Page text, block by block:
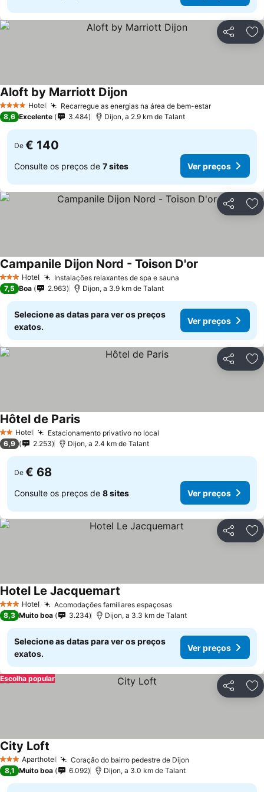
Partilhar
4 EstrelasHotel Recarregue as energias na área de bem-estar
Aloft by Marriott Dijon
8,6 Excelente 3.484 Dijon, a 2.9 km de Talant
De € 140
Consulte os preços de 7 sites Ver preços
Partilhar
3 EstrelasHotel Instalações relaxantes de spa e sauna
Campanile Dijon Nord - Toison D'or
7,5 Boa 2.963 Dijon, a 3.9 km de Talant
Selecione as datas para ver os preços
exatos.
Ver preços
Partilhar
2 Estrelas
Hotel Estacionamento privativo no local
Hôtel de Paris
6,9 2.253 Dijon, a 2.4 km de Talant
De € 68
Consulte os preços de 8 sites Ver preços
Partilhar
3 EstrelasHotel Acomodações familiares espaçosas
Hotel Le Jacquemart
8,3 Muito boa 3.234 Dijon, a 3.3 km de Talant
Selecione as datas para ver os preços
exatos.
Ver preços
Partilhar
Escolha popular
3 EstrelasAparthotel Coração do bairro pedestre de Dijon
City Loft
8,1 Muito boa 6.092 Dijon, a 3.0 km de Talant